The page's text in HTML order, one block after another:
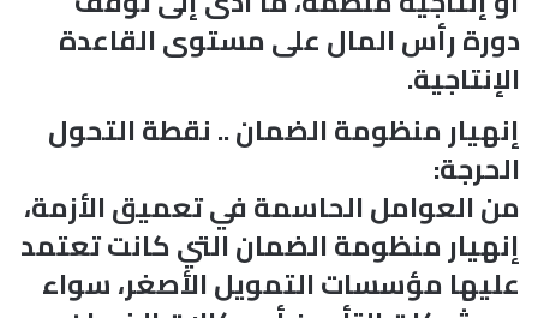
دورة رأس المال على مستوى القاعدة
الإنتاجية.
إنهيار منظومة الضمان .. نقطة التحول
الحرجة:
من العوامل الحاسمة في تعميق الأزمة،
إنهيار منظومة الضمان التي كانت تعتمد
عليها مؤسسات التمويل الأصغر، سواء